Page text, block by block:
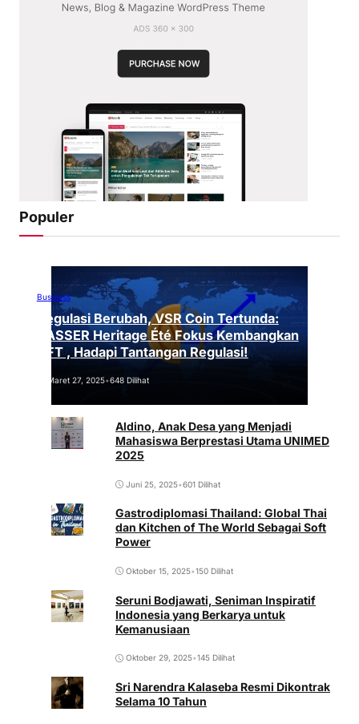
Populer
Business
Regulasi Berubah, VSR Coin Tertunda:
VASSER Heritage Été Fokus Kembangkan
NFT , Hadapi Tantangan Regulasi!
Maret 27, 2025•648 Dilihat
Aldino, Anak Desa yang Menjadi
Mahasiswa Berprestasi Utama UNIMED
2025
Juni 25, 2025•601 Dilihat
Gastrodiplomasi Thailand: Global Thai
dan Kitchen of The World Sebagai Soft
Power
Oktober 15, 2025•150 Dilihat
Seruni Bodjawati, Seniman Inspiratif
Indonesia yang Berkarya untuk
Kemanusiaan
Oktober 29, 2025•145 Dilihat
Sri Narendra Kalaseba Resmi Dikontrak
Selama 10 Tahun